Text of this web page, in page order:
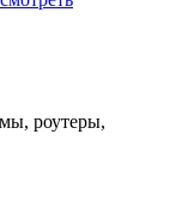
роутеры,